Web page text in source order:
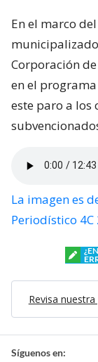
En el marco
Corporación
en el programa
este paro a los
La imagen es
Periodístico 4C
Revisa
Síguenos en: